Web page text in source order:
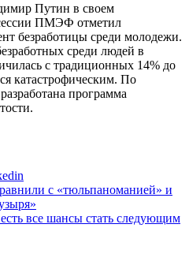
Путин в своем
ПМЭФ отметил
безработицы среди молодежи.
среди людей в
с традиционных 14% до
катастрофическим. По
программа
с «тюльпаноманией» и
все шансы стать следующим